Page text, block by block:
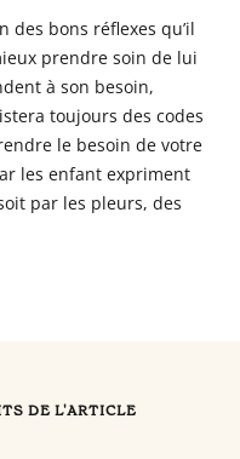
des bons réflexes qu’il
prendre soin de lui
à son besoin,
toujours des codes
le besoin de votre
les enfant expriment
par les pleurs, des
DE L'ARTICLE